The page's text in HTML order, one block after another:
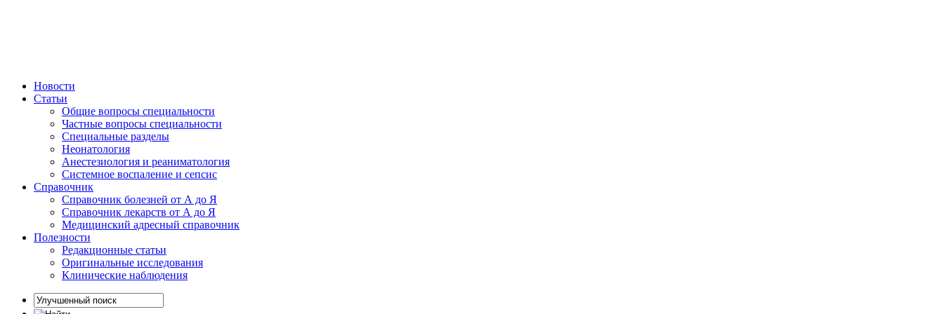
Новости
Статьи
Общие вопросы специальности
Частные вопросы специальности
Специальные разделы
Неонатология
Анестезиология и реаниматология
Системное воспаление и сепсис
Справочник
Справочник болезней от А до Я
Справочник лекарств от А до Я
Медицинский адресный справочник
Полезности
Редакционные статьи
Оригинальные исследования
Клинические наблюдения